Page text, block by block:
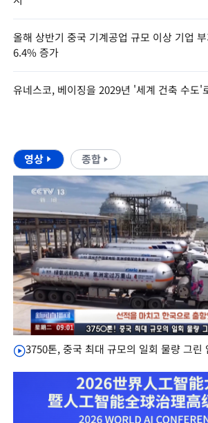
올해 상반기 중국 기계공업 규모 이상 기업
6.4% 증가
유네스코, 베이징을 2029년 '세계 건축 수도'
영상 종합
3750톤, 중국 최대 규모의 일회 물량 그린